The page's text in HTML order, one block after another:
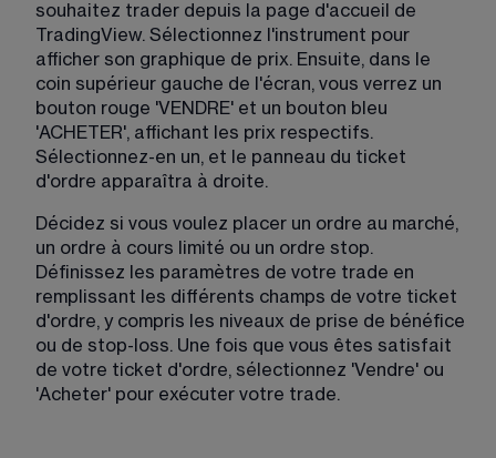
souhaitez trader depuis la page d'accueil de
TradingView. Sélectionnez l'instrument pour
afficher son graphique de prix. Ensuite, dans le
coin supérieur gauche de l'écran, vous verrez un
bouton rouge 'VENDRE' et un bouton bleu
'ACHETER', affichant les prix respectifs.
Sélectionnez-en un, et le panneau du ticket
d'ordre apparaîtra à droite.
Décidez si vous voulez placer un ordre au marché,
un ordre à cours limité ou un ordre stop.
Définissez les paramètres de votre trade en
remplissant les différents champs de votre ticket
d'ordre, y compris les niveaux de prise de bénéfice
ou de stop-loss. Une fois que vous êtes satisfait
de votre ticket d'ordre, sélectionnez 'Vendre' ou
'Acheter' pour exécuter votre trade.